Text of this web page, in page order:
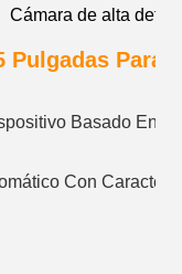
Cámara de alta
Para
Basado En
Con